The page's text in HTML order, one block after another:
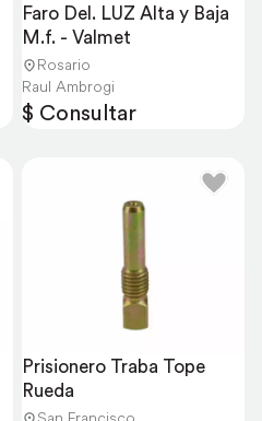
Faro Del. LUZ Alta y Baja
M.f. - Valmet
Rosario
Raul Ambrogi
$ Consultar
Prisionero Traba Tope
Rueda